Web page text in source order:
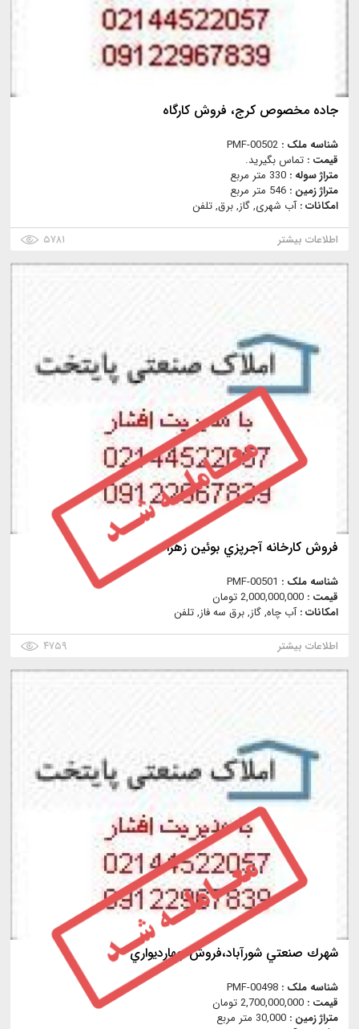
جاده مخصوص كرج، فروش كارگاه
شناسه ملک : PMF-00502
قیمت : تماس بگیرید.
متراژ سوله : 330 متر مربع
متراژ زمین : 546 متر مربع
امکانات :آب شهری, گاز, برق, تلفن
اطلاعات بیشتر
۵۷۸۱
فروش كارخانه آجرپزي بوئين زهرا
شناسه ملک : PMF-00501
قیمت : 2,000,000,000 تومان
امکانات :آب چاه, گاز, برق سه فاز, تلفن
اطلاعات بیشتر
۴۷۵۹
شهرك صنعتي شورآباد،فروش چهارديواري
شناسه ملک : PMF-00498
قیمت : 2,700,000,000 تومان
متراژ زمین : 30,000 متر مربع